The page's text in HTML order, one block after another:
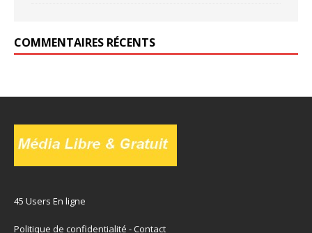
COMMENTAIRES RÉCENTS
45 Users En ligne
Politique de confidentialité -Contact